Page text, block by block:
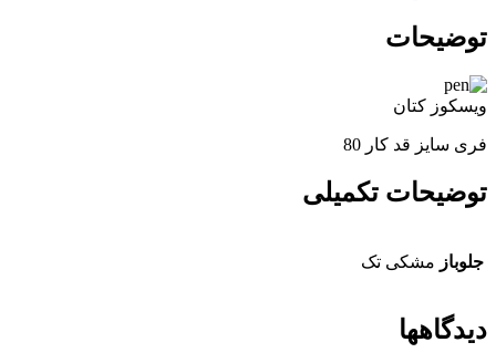
توضیحات
ویسکوز کتان
فری سایز قد کار 80
توضیحات تکمیلی
جلوباز مشکی تک
دیدگاهها